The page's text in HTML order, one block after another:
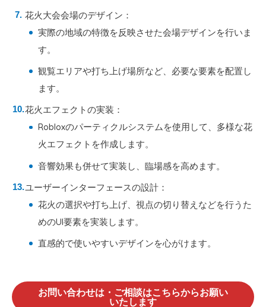
花火大会会場のデザイン：
実際の地域の特徴を反映させた会場デザインを行いま
す。
観覧エリアや打ち上げ場所など、必要な要素を配置し
ます。
花火エフェクトの実装：
Robloxのパーティクルシステムを使用して、多様な花
火エフェクトを作成します。
音響効果も併せて実装し、臨場感を高めます。
ユーザーインターフェースの設計：
花火の選択や打ち上げ、視点の切り替えなどを行うた
めのUI要素を実装します。
直感的で使いやすいデザインを心がけます。
お問い合わせは・ご相談はこちらからお願い
いたします